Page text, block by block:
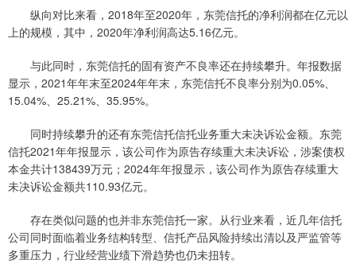
纵向对比来看，2018年至2020年，东莞信托的净利润都在亿元以
上的规模，其中，2020年净利润高达5.16亿元。
与此同时，东莞信托的固有资产不良率还在持续攀升。年报数据
显示，2021年年末至2024年年末，东莞信托不良率分别为0.05%、
15.04%、25.21%、35.95%。
同时持续攀升的还有东莞信托信托业务重大未决诉讼金额。东莞
信托2021年年报显示，该公司作为原告存续重大未决诉讼，涉案债权
本金共计138439万元；2024年年报显示，该公司作为原告存续重大
未决诉讼金额共110.93亿元。
存在类似问题的也并非东莞信托一家。从行业来看，近几年信托
公司同时面临着业务结构转型、信托产品风险持续出清以及严监管等
多重压力，行业经营业绩下滑趋势也仍未扭转。